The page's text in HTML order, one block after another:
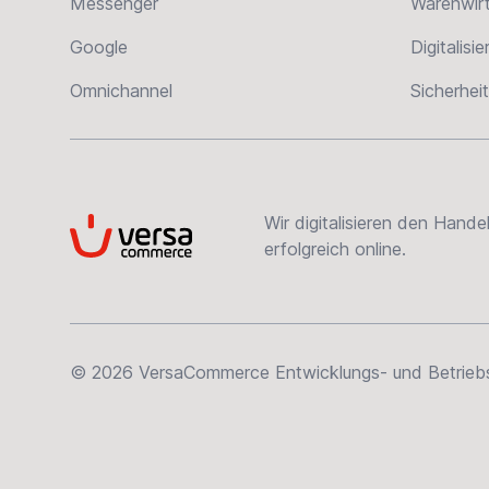
Google
Omnichannel
Sicherheit
VersaCommerce
Wir digitalisieren den
erfolgreich online.
© 2026 VersaCommerce Entwicklungs- und